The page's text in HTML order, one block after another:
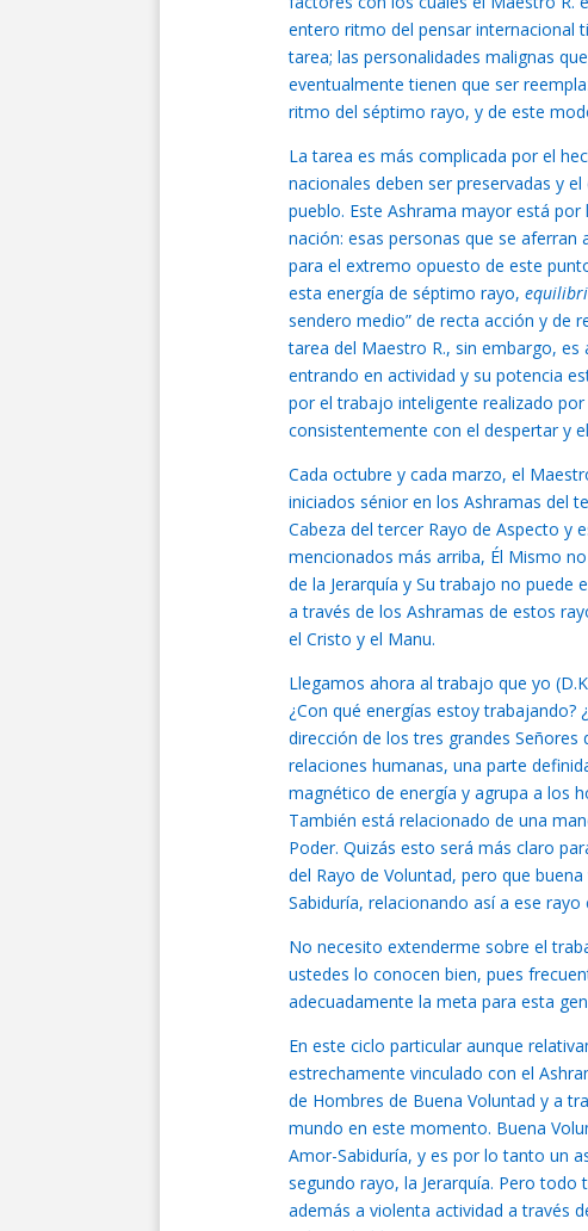
entero ritmo del pensar internacional
tarea; las personalidades malignas
eventualmente tienen que ser
ritmo del séptimo rayo, y de este
La tarea es más complicada por el
nacionales deben ser preservadas y
pueblo. Este Ashrama mayor está
nación: esas personas que se aferran
para el extremo opuesto de este
esta energía de séptimo rayo,
sendero medio” de recta acción y de
tarea del Maestro R., sin embargo,
entrando en actividad y su potencia
por el trabajo inteligente realizado
consistentemente con el despertar y
Cada octubre y cada marzo, el
iniciados sénior en los Ashramas del
Cabeza del tercer Rayo de Aspecto
mencionados más arriba, Él Mismo
de la Jerarquía y Su trabajo no puede
a través de los Ashramas de estos
el Cristo y el Manu.
Llegamos ahora al trabajo que yo
¿Con qué energías estoy
dirección de los tres grandes Señores
relaciones humanas, una parte
magnético de energía y agrupa a los
También está relacionado de una
Poder. Quizás esto será más claro
del Rayo de Voluntad, pero que
Sabiduría, relacionando así a ese
No necesito extenderme sobre el
ustedes lo conocen bien, pues
adecuadamente la meta para esta
En este ciclo particular aunque
estrechamente vinculado con el
de Hombres de Buena Voluntad y a
mundo en este momento. Buena
Amor-Sabiduría, y es por lo tanto un
segundo rayo, la Jerarquía. Pero
además a violenta actividad a través